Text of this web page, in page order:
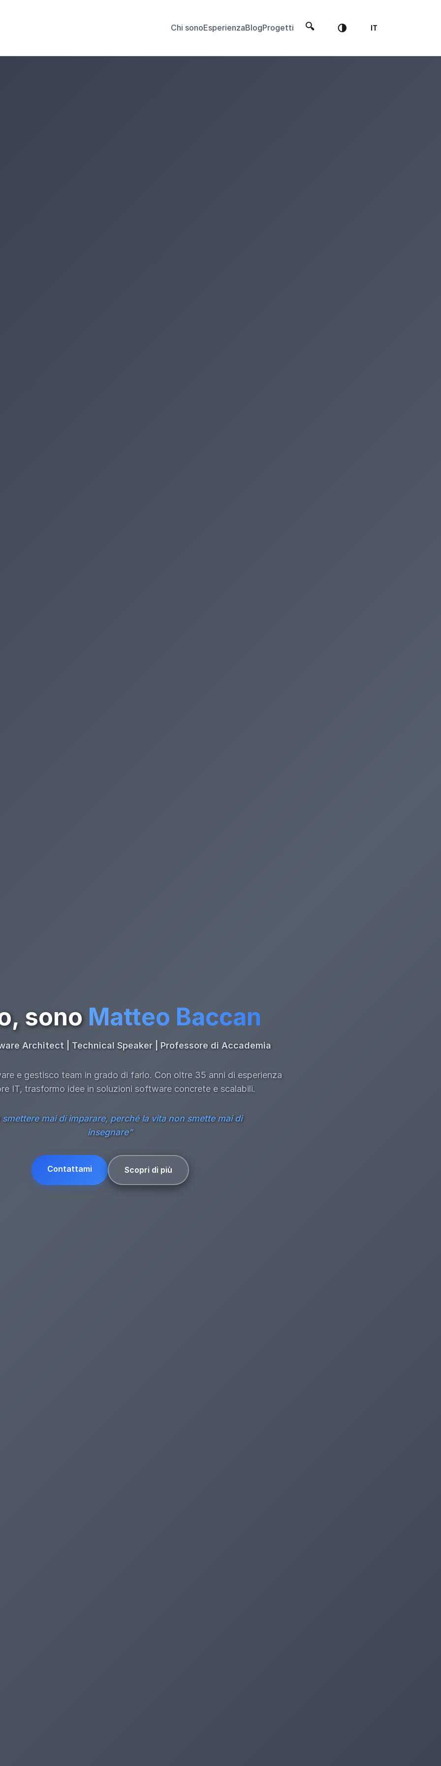
Chi sonoEsperienzaBlogProgetti 🔍 🌗 IT
sono Matteo Baccan
Architect | Technical Speaker | Professore di Accademia
e gestisco team in grado di farlo. Con oltre 35 anni di esperienza
IT, trasformo idee in soluzioni software concrete e scalabili.
mai di imparare, perché la vita non smette mai di
insegnare"
Contattami Scopri di più